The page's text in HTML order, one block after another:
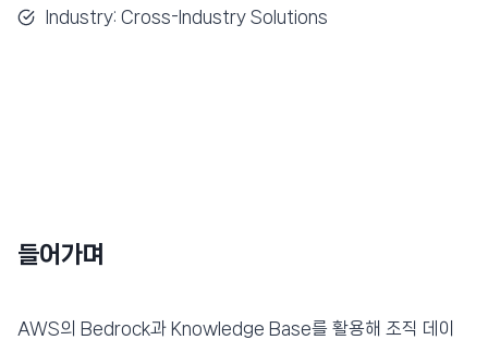
Industry: Cross-Industry Solutions
들어가며
AWS의 Bedrock과 Knowledge Base를 활용해 조직 데이